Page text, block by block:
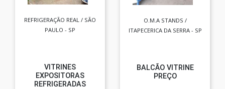
REFRIGERAÇÃO REAL / SÃO
PAULO - SP
VITRINES
EXPOSITORAS
REFRIGERADAS
O.M.A STANDS /
ITAPECERICA DA SERRA - SP
BALCÃO VITRINE
PREÇO